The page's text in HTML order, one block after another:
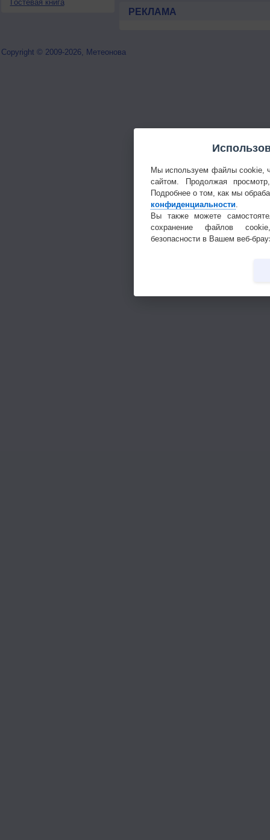
Гостевая книга
РЕКЛАМА
Copyright © 2009-2026, Метеонова
Мы используем файлы cookie,
сайтом. Продолжая
Подробнее о том, как мы
конфиденциальности
Вы также можете
сохранение файлов
безопасности в Вашем веб-